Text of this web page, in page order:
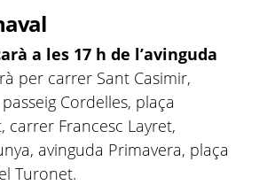
a les 17 h de l’avinguda
per carrer Sant Casimir,
Cordelles, plaça
carrer Francesc Layret,
avinguda Primavera, plaça
Turonet.